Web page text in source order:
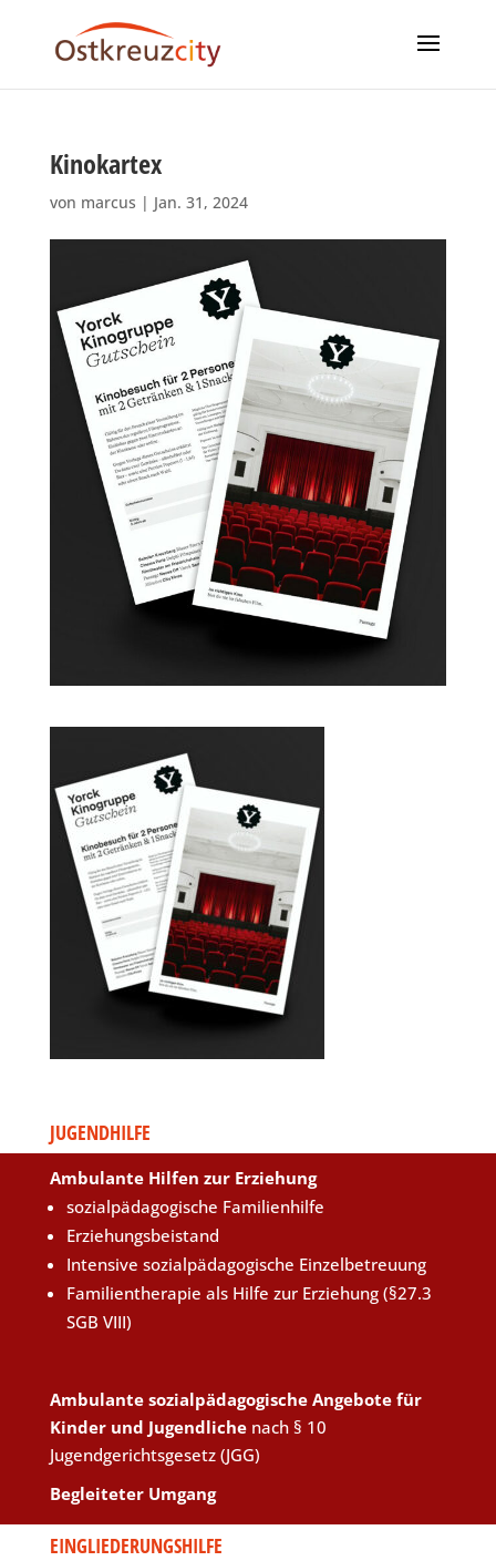
Kinokartex
von marcus | Jan. 31, 2024
JUGENDHILFE
Ambulante Hilfen zur Erziehung
sozialpädagogische Familienhilfe
Erziehungsbeistand
Intensive sozialpädagogische Einzelbetreuung
Familientherapie als Hilfe zur Erziehung (§27.3
SGB VIII)
Ambulante sozialpädagogische Angebote für
Kinder und Jugendliche nach § 10
Jugendgerichtsgesetz (JGG)
Begleiteter Umgang
EINGLIEDERUNGSHILFE